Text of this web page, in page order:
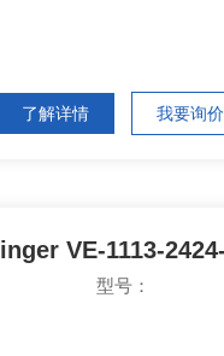
了解详情 我要询价
型号：